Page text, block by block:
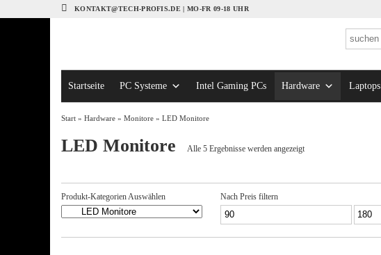
KONTAKT@TECH-PROFIS.DE | MO-FR 09-18 UHR
Startseite PC Systeme Intel Gaming PCs Hardware Laptops
Start » Hardware » Monitore » LED Monitore
LED Monitore Alle 5 Ergebnisse werden angezeigtNach
Produkt-Kategorien Auswählen Nach Preis filtern
Min. Max.